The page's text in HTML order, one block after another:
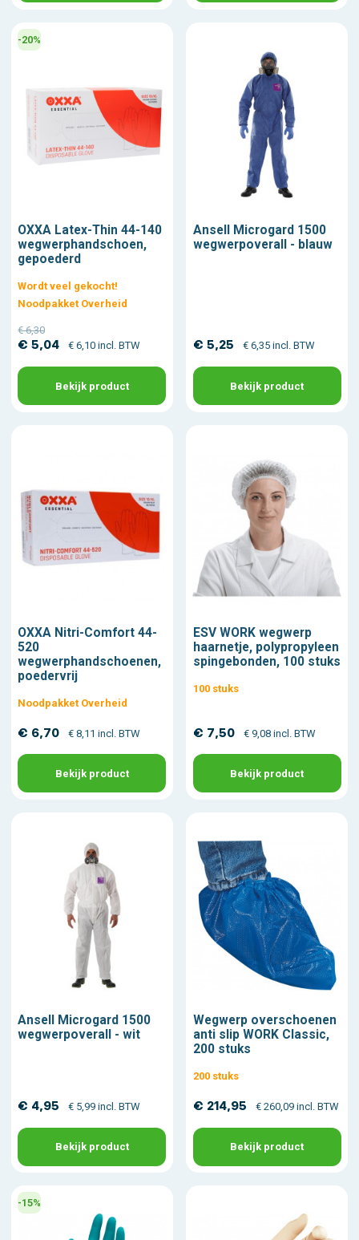
-20%
OXXA Latex-Thin 44-140
wegwerphandschoen,
gepoederd
Wordt veel gekocht!
Noodpakket Overheid
€ 6,30
€ 5,04 € 6,10 incl. BTW
Bekijk product
Ansell Microgard 1500
wegwerpoverall - blauw
€ 5,25 € 6,35 incl. BTW
Bekijk product
OXXA Nitri-Comfort 44-
520
wegwerphandschoenen,
poedervrij
Noodpakket Overheid
€ 6,70 € 8,11 incl. BTW
Bekijk product
ESV WORK wegwerp
haarnetje, polypropyleen
spingebonden, 100 stuks
100 stuks
€ 7,50 € 9,08 incl. BTW
Bekijk product
Ansell Microgard 1500
wegwerpoverall - wit
€ 4,95 € 5,99 incl. BTW
Bekijk product
Wegwerp overschoenen
anti slip WORK Classic,
200 stuks
200 stuks
€ 214,95 € 260,09 incl. BTW
Bekijk product
-15%